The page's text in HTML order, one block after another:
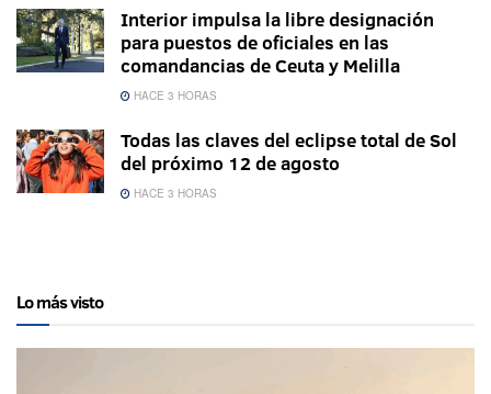
Interior impulsa la libre designación
para puestos de oficiales en las
comandancias de Ceuta y Melilla
HACE 3 HORAS
Todas las claves del eclipse total de Sol
del próximo 12 de agosto
HACE 3 HORAS
Lo más visto